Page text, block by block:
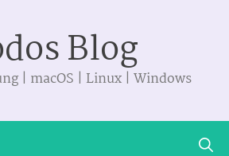
Blog
| macOS | Linux | Windows